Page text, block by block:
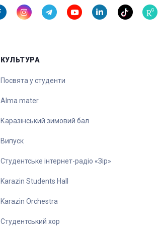
КУЛЬТУРА
Посвята у студенти
Alma mater
Каразінський зимовий бал
Випуск
Студентське інтернет-радіо «Зір»
Karazin Students Hall
Karazin Orchestra
Студентський хор